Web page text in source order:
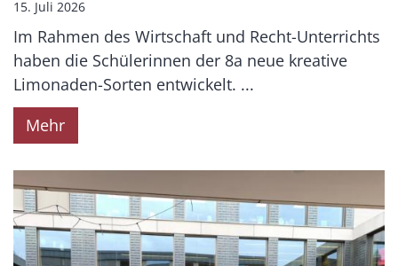
15. Juli 2026
Im Rahmen des Wirtschaft und Recht-Unterrichts
haben die Schülerinnen der 8a neue kreative
Limonaden-Sorten entwickelt. ...
Mehr